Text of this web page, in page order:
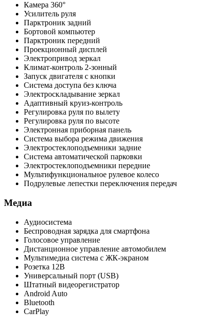
Камера 360°
Усилитель руля
Парктроник задний
Бортовой компьютер
Парктроник передний
Проекционный дисплей
Электропривод зеркал
Климат-контроль 2-зонный
Запуск двигателя с кнопки
Система доступа без ключа
Электроскладывание зеркал
Адаптивный круиз-контроль
Регулировка руля по вылету
Регулировка руля по высоте
Электронная приборная панель
Система выбора режима движения
Электростеклоподъемники задние
Система автоматической парковки
Электростеклоподъемники передние
Мультифункциональное рулевое колесо
Подрулевые лепестки переключения передач
Медиа
Аудиосистема
Беспроводная зарядка для смартфона
Голосовое управление
Дистанционное управление автомобилем
Мультимедиа система с ЖК-экраном
Розетка 12В
Универсальный порт (USB)
Штатный видеорегистратор
Android Auto
Bluetooth
CarPlay